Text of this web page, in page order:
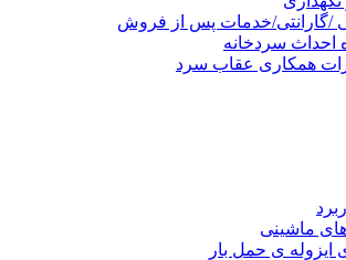
/گارانتی/خدمات پس از فروش
احداث سردخانه
همکاری عقاب سرد
ماشینی
ایزوله ی حمل بار